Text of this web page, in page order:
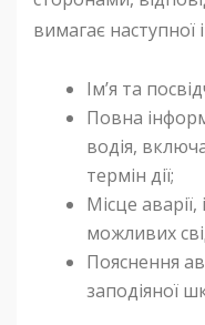
вимагає наступної
Ім’я та
Повна
водія,
термін дії;
Місце
можливих
Пояснення
заподіяної